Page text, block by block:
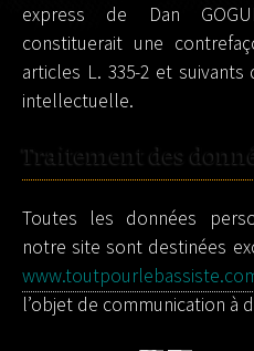
express de Dan
constituerait une
articles L. 335-2 et
intellectuelle.
Traitement des
Toutes les données
notre site sont destinées
l’objet de communication à